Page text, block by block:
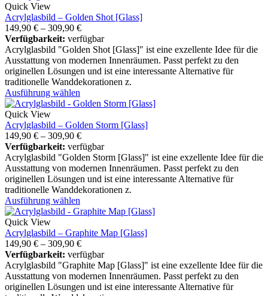
Quick View
Acrylglasbild – Golden Shot [Glass]
149,90 € – 309,90 €
Verfügbarkeit: verfügbar
Acrylglasbild "Golden Shot [Glass]" ist eine exzellente Idee für die
Ausstattung von modernen Innenräumen. Passt perfekt zu den
originellen Lösungen und ist eine interessante Alternative für
traditionelle Wanddekorationen z.
Ausführung wählen
Quick View
Acrylglasbild – Golden Storm [Glass]
149,90 € – 309,90 €
Verfügbarkeit: verfügbar
Acrylglasbild "Golden Storm [Glass]" ist eine exzellente Idee für die
Ausstattung von modernen Innenräumen. Passt perfekt zu den
originellen Lösungen und ist eine interessante Alternative für
traditionelle Wanddekorationen z.
Ausführung wählen
Quick View
Acrylglasbild – Graphite Map [Glass]
149,90 € – 309,90 €
Verfügbarkeit: verfügbar
Acrylglasbild "Graphite Map [Glass]" ist eine exzellente Idee für die
Ausstattung von modernen Innenräumen. Passt perfekt zu den
originellen Lösungen und ist eine interessante Alternative für